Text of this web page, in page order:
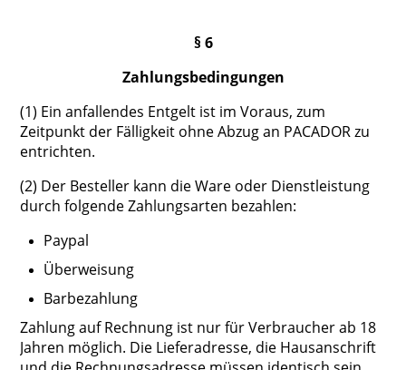
§ 6
Zahlungsbedingungen
(1) Ein anfallendes Entgelt ist im Voraus, zum
Zeitpunkt der Fälligkeit ohne Abzug an PACADOR zu
entrichten.
(2) Der Besteller kann die Ware oder Dienstleistung
durch folgende Zahlungsarten bezahlen:
Paypal
Überweisung
Barbezahlung
Zahlung auf Rechnung ist nur für Verbraucher ab 18
Jahren möglich. Die Lieferadresse, die Hausanschrift